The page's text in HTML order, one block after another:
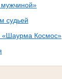
мужчиной»
судьей
«Шаурма Космос»